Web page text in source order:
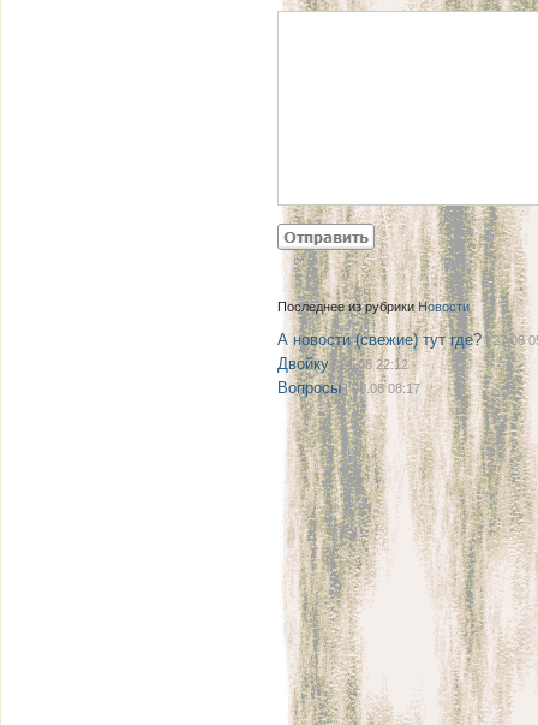
Последнее из рубрикиНовости
А новости (свежие) тут где?| 27.08
Двойку| 21.08 22:12
Вопросы| 08.08 08:17